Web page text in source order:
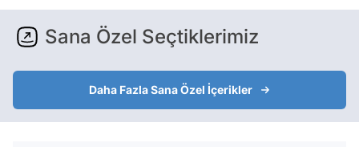
Sana Özel Seçtiklerimiz
Daha Fazla Sana Özel İçerikler